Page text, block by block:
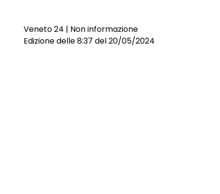
Veneto 24 | Non informazione
Edizione delle 8:37 del 20/05/2024